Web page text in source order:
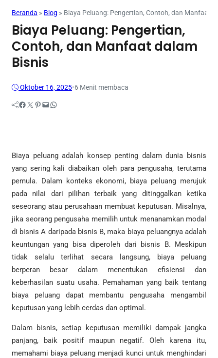
Beranda » Blog » Biaya Peluang: Pengertian, Contoh, dan Manfaat
Biaya Peluang: Pengertian,
Contoh, dan Manfaat dalam
Bisnis
Oktober 16, 2025•6 Menit membaca
Facebook Twitter Pinterest Mail WhatsApp
Biaya peluang adalah konsep penting dalam dunia bisnis
yang sering kali diabaikan oleh para pengusaha, terutama
pemula. Dalam konteks ekonomi, biaya peluang merujuk
pada nilai dari pilihan terbaik yang ditinggalkan ketika
seseorang atau perusahaan membuat keputusan. Misalnya,
jika seorang pengusaha memilih untuk menanamkan modal
di bisnis A daripada bisnis B, maka biaya peluangnya adalah
keuntungan yang bisa diperoleh dari bisnis B. Meskipun
tidak selalu terlihat secara langsung, biaya peluang
berperan besar dalam menentukan efisiensi dan
keberhasilan suatu usaha. Pemahaman yang baik tentang
biaya peluang dapat membantu pengusaha mengambil
keputusan yang lebih cerdas dan optimal.
Dalam bisnis, setiap keputusan memiliki dampak jangka
panjang, baik positif maupun negatif. Oleh karena itu,
memahami biaya peluang menjadi kunci untuk menghindari